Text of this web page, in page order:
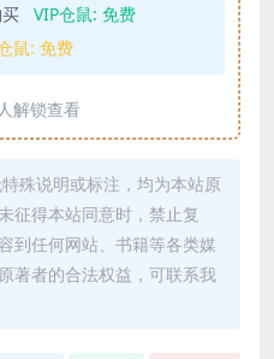
VIP仓鼠: 免费
鼠: 免费
人解锁查看
殊说明或标注，均为本站原
征得本站同意时，禁止复
到任何网站、书籍等各类媒
著者的合法权益，可联系我